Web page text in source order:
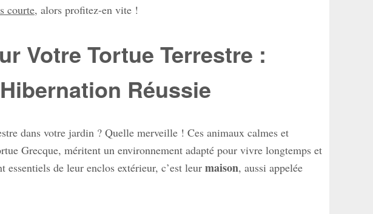
courte, alors profitez-en vite !
Votre Tortue Terrestre :
Réussie
dans votre jardin ? Quelle merveille ! Ces animaux calmes et
Grecque, méritent un environnement adapté pour vivre longtemps et
essentiels de leur enclos extérieur, c’est leur maison, aussi appelée